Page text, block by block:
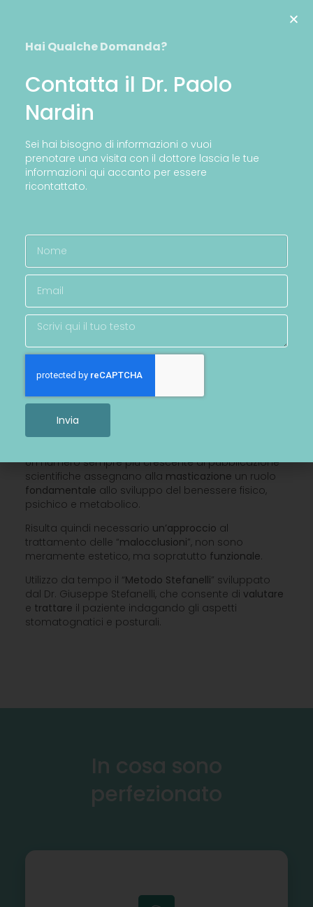
Non solo estetica,
soprattutto
funzione.
Un numero sempre più crescente di pubblicazione
scientifiche assegnano alla masticazione un ruolo
fondamentale allo sviluppo del benessere fisico,
psichico e metabolico.
Risulta quindi necessario un’approccio al
trattamento delle “malocclusioni”, non sono
meramente estetico, ma sopratutto funzionale.
Utilizzo da tempo il “Metodo Stefanelli” sviluppato
dal Dr. Giuseppe Stefanelli, che consente di valutare
e trattare il paziente indagando gli aspetti
stomatognatici e posturali.
In cosa sono
perfezionato
Hai Qualche Domanda?
Contatta il Dr. Paolo
Nardin
Sei hai bisogno di informazioni o vuoi
prenotare una visita con il dottore lascia le tue
informazioni qui accanto per essere
ricontattato.
Invia